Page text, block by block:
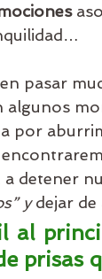
pasar
algunos
por
a detener
y dejar de
al
prisas